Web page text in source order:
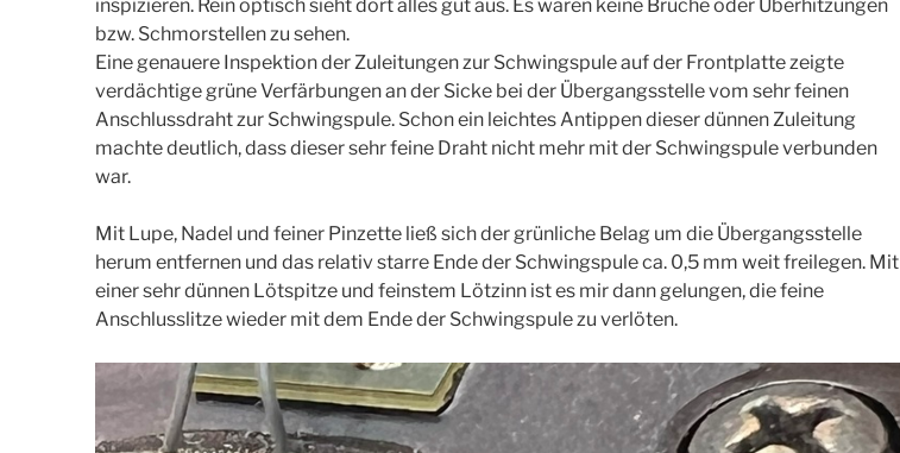
inspizieren. Rein optisch sieht dort alles gut aus. Es waren keine Brüche oder Überhitzungen
bzw. Schmorstellen zu sehen.
Eine genauere Inspektion der Zuleitungen zur Schwingspule auf der Frontplatte zeigte
verdächtige grüne Verfärbungen an der Sicke bei der Übergangsstelle vom sehr feinen
Anschlussdraht zur Schwingspule. Schon ein leichtes Antippen dieser dünnen Zuleitung
machte deutlich, dass dieser sehr feine Draht nicht mehr mit der Schwingspule verbunden
war.
Mit Lupe, Nadel und feiner Pinzette ließ sich der grünliche Belag um die Übergangsstelle
herum entfernen und das relativ starre Ende der Schwingspule ca. 0,5 mm weit freilegen. Mit
einer sehr dünnen Lötspitze und feinstem Lötzinn ist es mir dann gelungen, die feine
Anschlusslitze wieder mit dem Ende der Schwingspule zu verlöten.